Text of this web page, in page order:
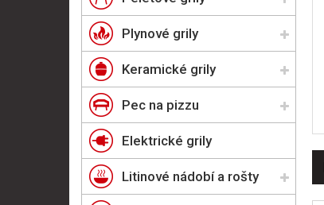
Plynové grily
Keramické grily
Pec na pizzu
Elektrické grily
Litinové nádobí a rošty